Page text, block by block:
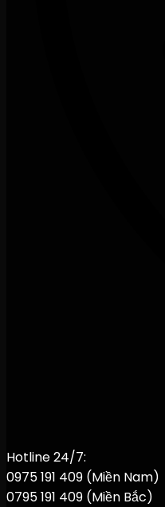
Hotline 24/7:
0975 191 409 (Miền Nam)
0795 191 409 (Miền Bắc)